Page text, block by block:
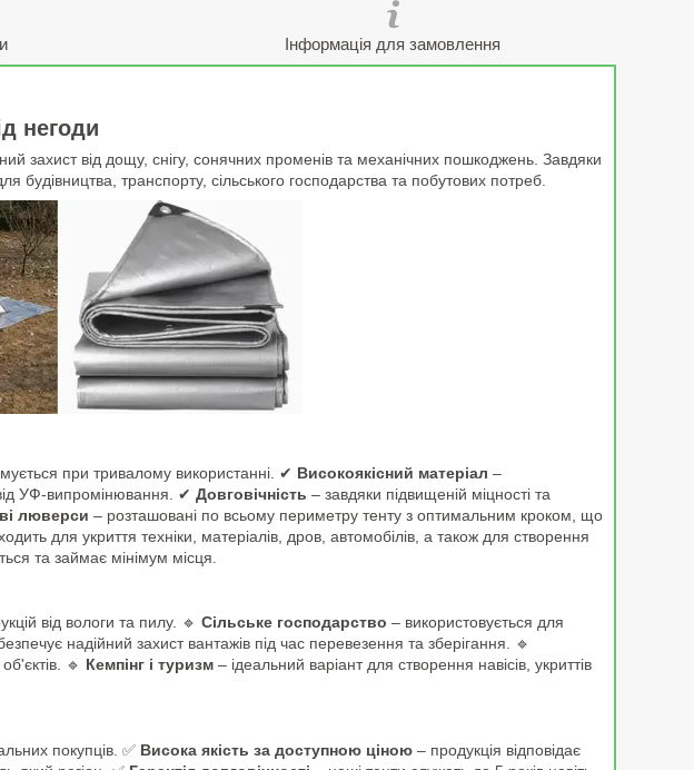
Інформація для замовлення
негоди
захист від дощу, снігу, сонячних променів та механічних пошкоджень. Завдяки
будівництва, транспорту, сільського господарства та побутових потреб.
при тривалому використанні. ✔ Високоякісний матеріал –
від УФ-випромінювання. ✔ Довговічність – завдяки підвищеній міцності та
люверси – розташовані по всьому периметру тенту з оптимальним кроком, що
для укриття техніки, матеріалів, дров, автомобілів, а також для створення
та займає мінімум місця.
від вологи та пилу. 🔹 Сільське господарство – використовується для
надійний захист вантажів під час перевезення та зберігання. 🔹
🔹 Кемпінг і туризм – ідеальний варіант для створення навісів, укриттів
покупців. ✅ Висока якість за доступною ціною – продукція відповідає